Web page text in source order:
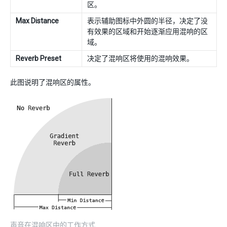
区。
Max Distance
表示辅助图标中外圆的半径，决定了没
有效果的区域和开始逐渐应用混响的区
域。
Reverb Preset
决定了混响区将使用的混响效果。
此图说明了混响区的属性。
声音在混响区中的工作方式